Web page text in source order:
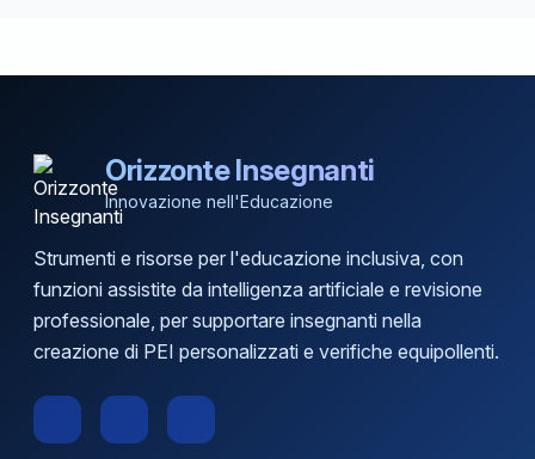
Orizzonte Insegnanti
Innovazione nell'Educazione
Strumenti e risorse per l'educazione inclusiva, con
funzioni assistite da intelligenza artificiale e revisione
professionale, per supportare insegnanti nella
creazione di PEI personalizzati e verifiche equipollenti.